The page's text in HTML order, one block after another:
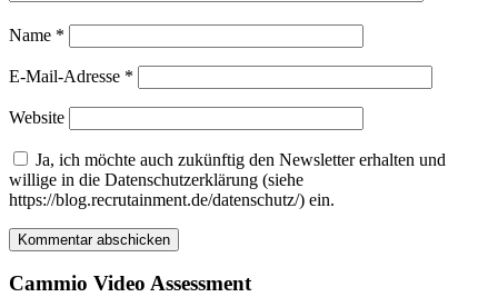
Name *
E-Mail-Adresse *
Website
Ja, ich möchte auch zukünftig den Newsletter erhalten und
willige in die Datenschutzerklärung (siehe
https://blog.recrutainment.de/datenschutz/) ein.
Cammio Video Assessment